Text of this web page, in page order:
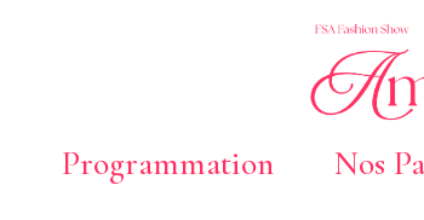
Programmation Nos